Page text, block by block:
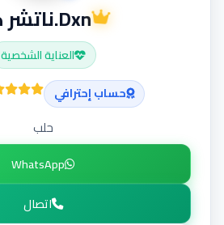
إضافة إعلان
Dxn.ناتشر كير
العناية الشخصية
حساب إحترافي
حلب
WhatsApp
اتصال